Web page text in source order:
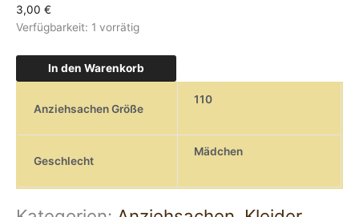
3,00 €
Verfügbarkeit: 1 vorrätig
In den Warenkorb
Anziehsachen Größe
110
Geschlecht
Mädchen